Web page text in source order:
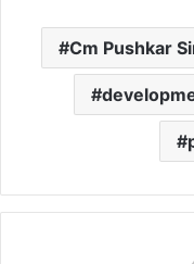
Cm Pushkar